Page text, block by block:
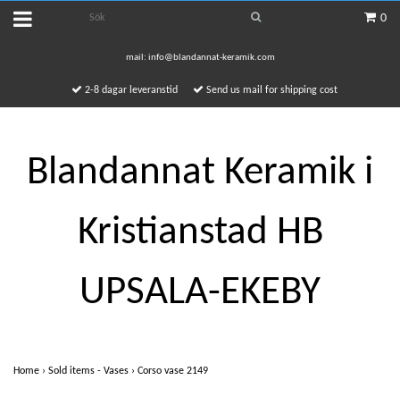
0
mail: info@blandannat-keramik.com
2-8 dagar leveranstid Send us mail for shipping cost
Blandannat Keramik i
Kristianstad HB
UPSALA-EKEBY
Home › Sold items - Vases › Corso vase 2149